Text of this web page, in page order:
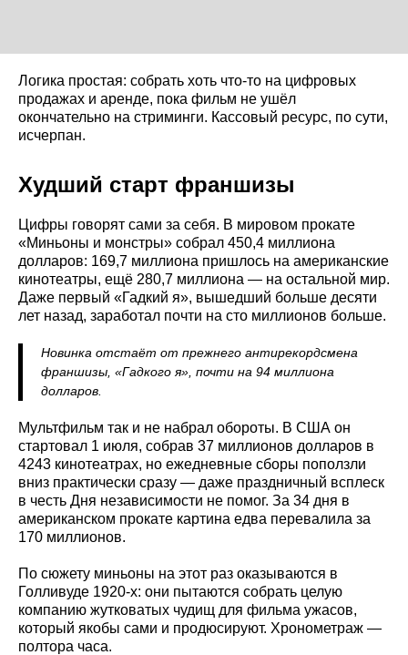
Логика простая: собрать хоть что-то на цифровых
продажах и аренде, пока фильм не ушёл
окончательно на стриминги. Кассовый ресурс, по сути,
исчерпан.
Худший старт франшизы
Цифры говорят сами за себя. В мировом прокате
«Миньоны и монстры» собрал 450,4 миллиона
долларов: 169,7 миллиона пришлось на американские
кинотеатры, ещё 280,7 миллиона — на остальной мир.
Даже первый «Гадкий я», вышедший больше десяти
лет назад, заработал почти на сто миллионов больше.
Новинка отстаёт от прежнего антирекордсмена
франшизы, «Гадкого я», почти на 94 миллиона
долларов.
Мультфильм так и не набрал обороты. В США он
стартовал 1 июля, собрав 37 миллионов долларов в
4243 кинотеатрах, но ежедневные сборы поползли
вниз практически сразу — даже праздничный всплеск
в честь Дня независимости не помог. За 34 дня в
американском прокате картина едва перевалила за
170 миллионов.
По сюжету миньоны на этот раз оказываются в
Голливуде 1920-х: они пытаются собрать целую
компанию жутковатых чудищ для фильма ужасов,
который якобы сами и продюсируют. Хронометраж —
полтора часа.